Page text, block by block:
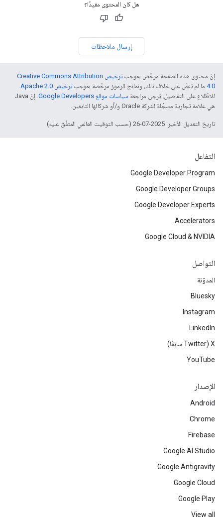
هل كان المحتوى مفيدًا؟
إرسال ملاحظات
إنّ محتوى هذه الصفحة مرخّص بموجب
ترخيص Creative Commons Attribution
4.0‏ ما لم يُنصّ على خلاف ذلك، ونماذج الرموز مرخّصة بموجبترخيص Apache 2.0‏
.
للاطّلاع على التفاصيل، يُرجى مراجعة سياسات موقع Google Developers‏
. إنّ Java
هي علامة تجارية مسجَّلة لشركة Oracle و/أو شركائها التابعين.
تاريخ التعديل الأخير: 2025-07-26 (حسب التوقيت العالمي المتفَّق عليه)
التفاعل
Google Developer Program
Google Developer Groups
Google Developer Experts
Accelerators
Google Cloud & NVIDIA
التواصل
المدوّنة
Bluesky
Instagram
LinkedIn
‫X ‏(Twitter سابقًا)
YouTube
الإصدار
Android
Chrome
Firebase
Google AI Studio
Google Antigravity
Google Cloud
Google Play
View all